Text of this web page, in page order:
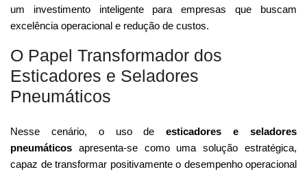
um investimento inteligente para empresas que buscam
excelência operacional e redução de custos.
O Papel Transformador dos
Esticadores e Seladores
Pneumáticos
Nesse cenário, o uso deesticadores e seladores
pneumáticos apresenta-se como uma solução estratégica,
capaz de transformar positivamente o desempenho operacional